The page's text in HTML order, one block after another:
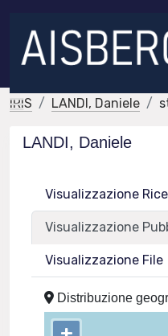
IRIS LANDI, Daniele
LANDI, Daniele
Visualizzazione
Visualizzazione
Visualizzazione File
Distribuzione